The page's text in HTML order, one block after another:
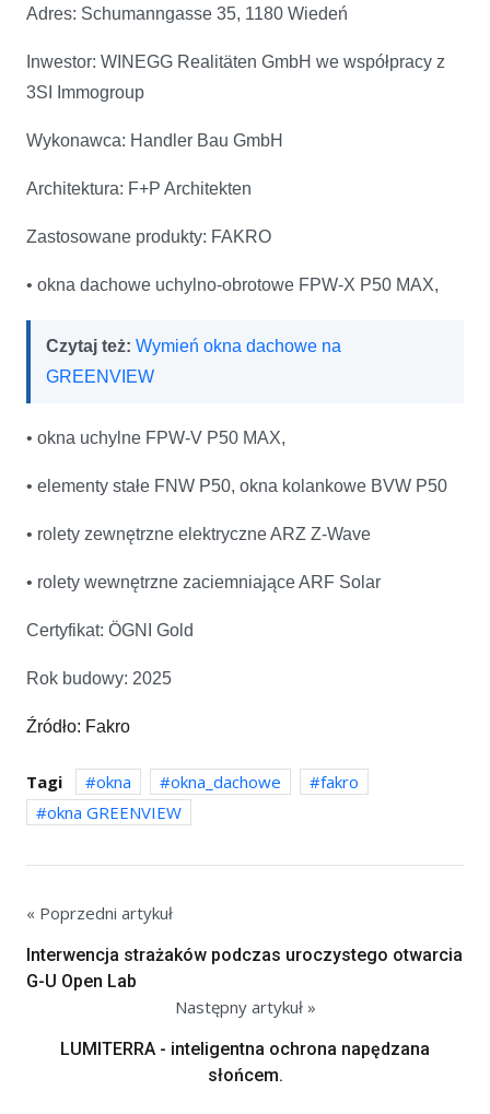
Adres: Schumanngasse 35, 1180 Wiedeń
Inwestor: WINEGG Realitäten GmbH we współpracy z
3SI Immogroup
Wykonawca: Handler Bau GmbH
Architektura: F+P Architekten
Zastosowane produkty: FAKRO
• okna dachowe uchylno-obrotowe FPW-X P50 MAX,
Czytaj też: Wymień okna dachowe na
GREENVIEW
• okna uchylne FPW-V P50 MAX,
• elementy stałe FNW P50, okna kolankowe BVW P50
• rolety zewnętrzne elektryczne ARZ Z-Wave
• rolety wewnętrzne zaciemniające ARF Solar
Certyfikat: ÖGNI Gold
Rok budowy: 2025
Źródło: Fakro
Tagi okna okna_dachowe
fakro
okna GREENVIEW
« Poprzedni artykuł
Interwencja strażaków podczas uroczystego otwarcia
G-U Open Lab
Następny artykuł »
LUMITERRA - inteligentna ochrona napędzana
słońcem.